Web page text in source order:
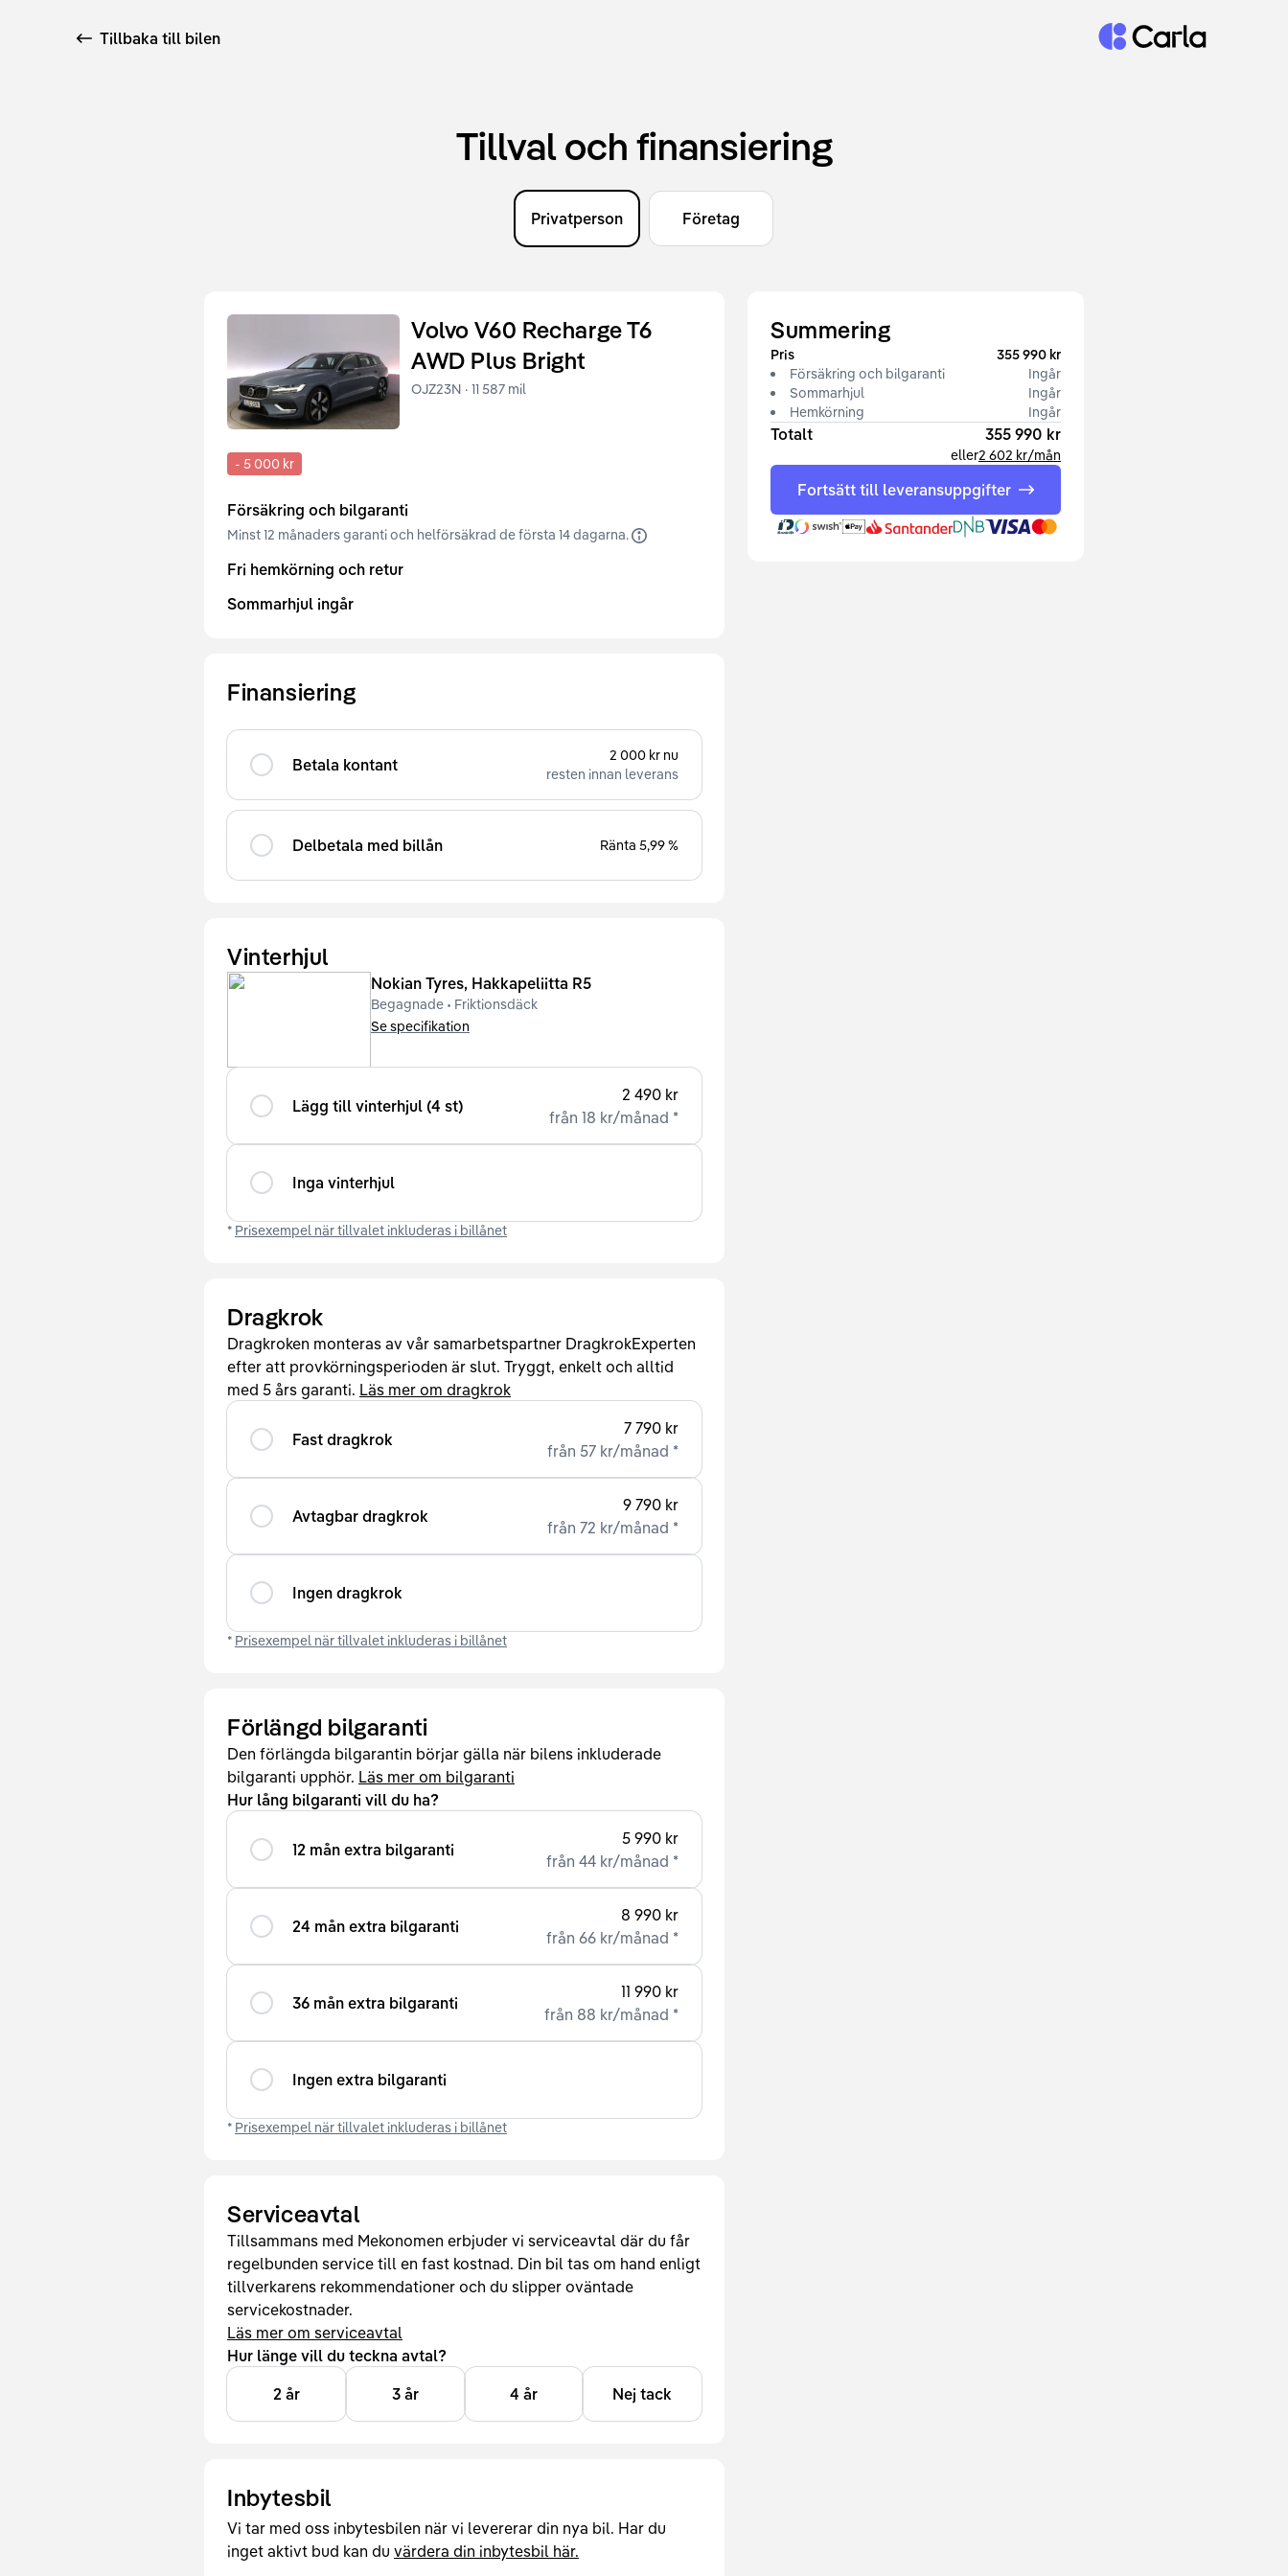
Tillbaka till bilen Tillbaka till startsidan
Tillval och finansiering
Privatperson Företag
Volvo V60 Recharge T6
AWD Plus Bright
OJZ23N · 11 587 mil
- 5 000 kr
Försäkring och bilgaranti
Minst 12 månaders garanti och helförsäkrad de första 14 dagarna.
Fri hemkörning och retur
Sommarhjul ingår
Finansiering
Betala kontant
2 000 kr nu
resten innan leverans
Delbetala med billån Ränta 5,99 %
Vinterhjul
Nokian Tyres, Hakkapeliitta R5
Begagnade • Friktionsdäck
Se specifikation
Lägg till vinterhjul (4 st)
2 490 kr
från 18 kr/månad *
Inga vinterhjul
* Prisexempel när tillvalet inkluderas i billånet
Dragkrok
Dragkroken monteras av vår samarbetspartner DragkrokExperten
efter att provkörningsperioden är slut. Tryggt, enkelt och alltid
med 5 års garanti. Läs mer om dragkrok
Fast dragkrok
7 790 kr
från 57 kr/månad *
Avtagbar dragkrok
9 790 kr
från 72 kr/månad *
Ingen dragkrok
* Prisexempel när tillvalet inkluderas i billånet
Förlängd bilgaranti
Den förlängda bilgarantin börjar gälla när bilens inkluderade
bilgaranti upphör. Läs mer om bilgaranti
Hur lång bilgaranti vill du ha?
12 mån extra bilgaranti
5 990 kr
från 44 kr/månad *
24 mån extra bilgaranti
8 990 kr
från 66 kr/månad *
36 mån extra bilgaranti
11 990 kr
från 88 kr/månad *
Ingen extra bilgaranti
* Prisexempel när tillvalet inkluderas i billånet
Serviceavtal
Tillsammans med Mekonomen erbjuder vi serviceavtal där du får
regelbunden service till en fast kostnad. Din bil tas om hand enligt
tillverkarens rekommendationer och du slipper oväntade
servicekostnader.
Läs mer om serviceavtal
Hur länge vill du teckna avtal?
2 år
3 år 4 år Nej tack
Inbytesbil
Vi tar med oss inbytesbilen när vi levererar din nya bil. Har du
inget aktivt bud kan du värdera din inbytesbil här.
Summering
Pris
355 990 kr
Försäkring och bilgaranti
Ingår
Sommarhjul
Ingår
Hemkörning
Ingår
Totalt 355 990 kr
eller2 602 kr/mån
Fortsätt till leveransuppgifter